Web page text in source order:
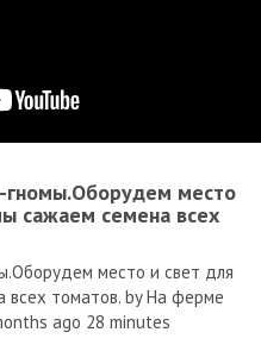
место
сажаем семена всех
место и свет для
всех томатов. by На ферме
ago 28 minutes